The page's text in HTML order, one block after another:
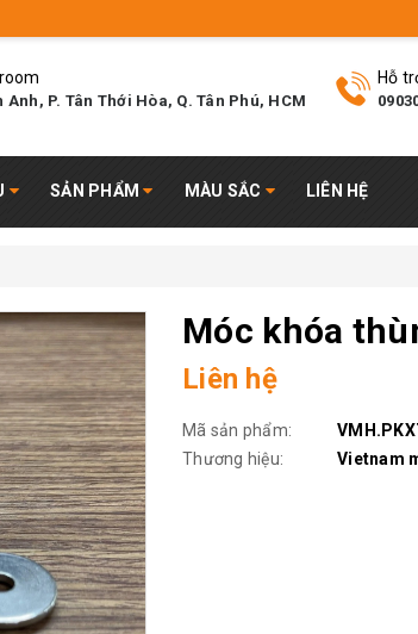
Anh, P. Tân Thới Hòa, Q. Tân Phú, HCM
Hỗ
SẢN PHẨM MÀU SẮC LIÊN HỆ
Móc khóa
Liên hệ
Mã sản phẩm:
Thương hiệu:
Vietnam